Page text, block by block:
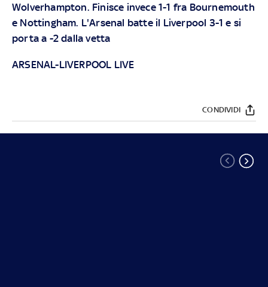
Wolverhampton. Finisce invece 1-1 fra Bournemouth
e Nottingham. L'Arsenal batte il Liverpool 3-1 e si
porta a -2 dalla vetta
ARSENAL-LIVERPOOL LIVE
CONDIVIDI